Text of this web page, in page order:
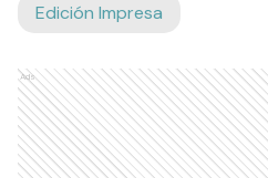
Edición Impresa
Ads